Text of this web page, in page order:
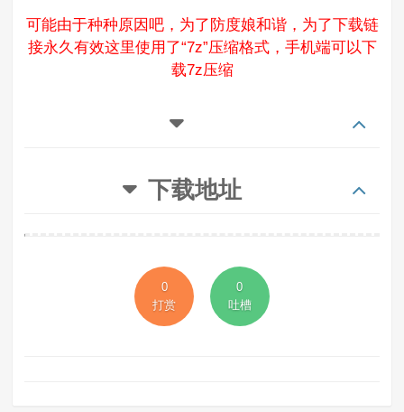
可能由于种种原因吧，为了防度娘和谐，为了下载链
接永久有效这里使用了“7z”压缩格式，手机端可以下
载7z压缩
下载地址
0
打赏
0
吐槽